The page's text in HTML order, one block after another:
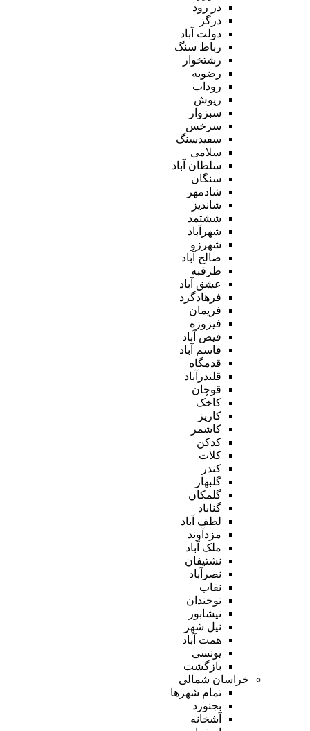
در رود
درگز
دولت آباد
رباط سنگ
رشتخوار
رضویه
روداب
ریوش
سبزوار
سرخس
سفیدسنگ
سلامی
سلطان آباد
سنگان
شادمهر
شاندیز
ششتمد
شهرآباد
شهرزو
صالح آباد
طرقبه
عشق آباد
فرهادگرد
فریمان
فیروزه
فیض آباد
قاسم آباد
قدمگاه
قلندرآباد
قوچان
کاخک
کاریز
کاشمر
کدکن
کلات
کندر
گلبهار
گلمکان
گناباد
لطف آباد
مزدآوند
ملک آباد
نشتیفان
نصرآباد
نقاب
نوخندان
نیشابور
نیل شهر
همت آباد
یونسی
بازگشت
خراسان شمالی
تمام شهر‌ها
بجنورد
آشخانه